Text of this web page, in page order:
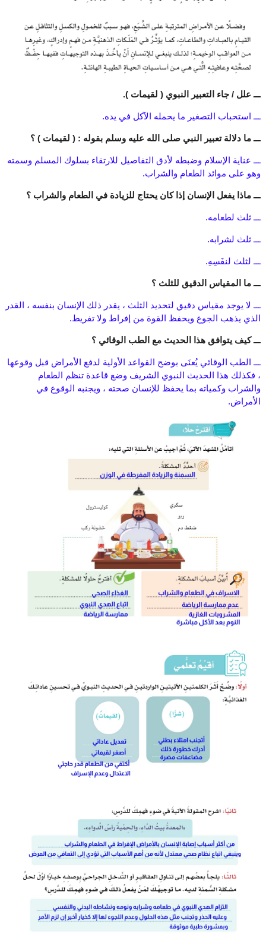
ـــ علل / جاء التعبير النبوي ( لقيمات ).
ـــ استحباب التصغير ما يحمله الآكل في يده.
ـــ ما دلالة تعبير النبي صلى الله عليه وسلم بقوله : ( لقيمات ) ؟
ـــ عناية الإسلام وضبطه لأدق التفاصيل للارتقاء بسلوك المسلم وسمته
وهو على موائد الطعام والشراب.
ـــ ماذا يفعل الإنسان إذا كان يحتاج للزيادة في الطعام والشراب ؟
ـــ ثلث لطعامه.
ـــ ثلث لشرابه.
ـــ لثلث لنفَسِهِ.
ـــ ما المقياس الدقيق للثلث ؟
ـــ لا يوجد مقياس دقيق لتحديد الثلث ، يقدر ذلك الإنسان بنفسه ، القدر
الذي يذهب الجوع ويحفظ القوة من إفراط ولا تفريط.
ـــ كيف يتوافق هذا الحديث مع الطب الوقائي ؟
ـــ الطب الوقائي يُعنَى بوضح القواعد الأولية لدفع الأمراض قبل وقوعها
، فكذلك هذا الحديث النبوي الشريف وضع قاعدة تنظم الطعام
والشراب وكمياته بما يحفظ للإنسان صحته ، ويجنبه الوقوع في
الأمراض.